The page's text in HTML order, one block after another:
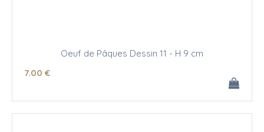
Oeuf de Pâques Dessin 11 - H 9 cm
7.00 €